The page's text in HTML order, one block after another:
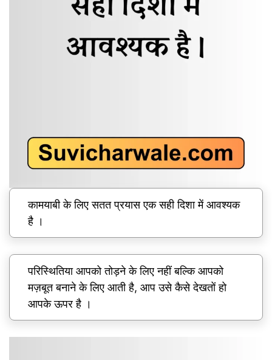
कामयाबी के लिए सतत प्रयास एक सही दिशा में आवश्यक
है ।
परिस्थितिया आपको तोड़ने के लिए नहीं बल्कि आपको
मज़बूत बनाने के लिए आती है, आप उसे कैसे देखतों हो
आपके ऊपर है ।